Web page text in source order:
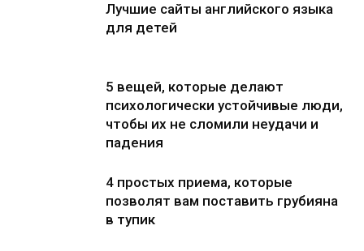
Лучшие сайты английского языка
для детей
5 вещей, которые делают
психологически устойчивые люди,
чтобы их не сломили неудачи и
падения
4 простых приема, которые
позволят вам поставить грубияна
в тупик